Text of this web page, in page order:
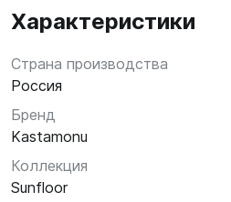
Характеристики
Страна производства
Россия
Бренд
Kastamonu
Коллекция
Sunfloor